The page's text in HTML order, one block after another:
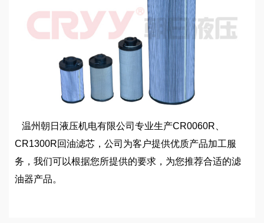
温州朝日液压机电有限公司专业生产CR0060R、
CR1300R回油滤芯，公司为客户提供优质产品加工服
务，我们可以根据您所提供的要求，为您推荐合适的滤
油器产品。